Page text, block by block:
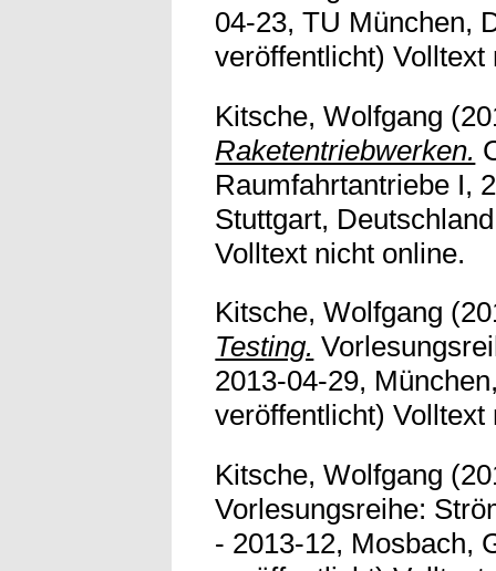
04-23, TU München,
veröffentlicht) Volltext
Kitsche, Wolfgang
Raketentriebwerken.
Raumfahrtantriebe I,
Stuttgart,
Volltext nicht online.
Kitsche, Wolfgang
Testing.
2013-04-29,
veröffentlicht) Volltext
Kitsche, Wolfgang
Vorlesungsreihe:
- 2013-12, Mosbach,